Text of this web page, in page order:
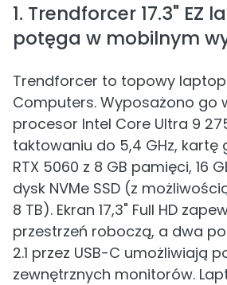
1. Trendforcer 17.3" EZ
potęga w mobilnym
Trendforcer to topowy laptop
Computers. Wyposażono go
procesor Intel Core Ultra 9
taktowaniu do 5,4 GHz, kartę
RTX 5060 z 8 GB pamięci, 16
dysk NVMe SSD (z
8 TB). Ekran 17,3" Full HD
przestrzeń roboczą, a dwa
2.1 przez USB-C umożliwiają
zewnętrznych monitorów.